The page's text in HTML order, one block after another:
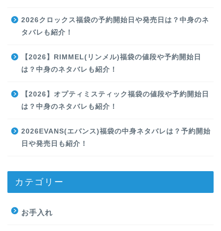
2026クロックス福袋の予約開始日や発売日は？中身のネ
タバレも紹介！
【2026】RIMMEL(リンメル)福袋の値段や予約開始日
は？中身のネタバレも紹介！
【2026】オプティミスティック福袋の値段や予約開始日
は？中身のネタバレも紹介！
2026EVANS(エバンス)福袋の中身ネタバレは？予約開始
日や発売日も紹介！
カテゴリー
お手入れ